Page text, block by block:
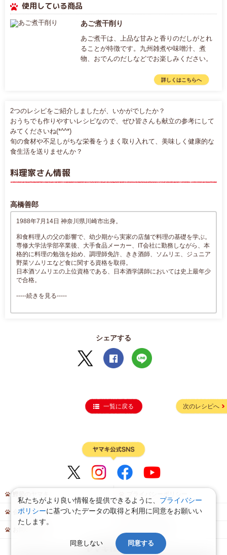
使用している商品
あご煮干削り
あご煮干は、上品な甘みと香りのだしがとれ
ることが特徴です。九州雑煮や味噌汁、煮
物、おでんのだしなどでお楽しみください。
詳しくはこちらへ
2つのレシピをご紹介しましたが、いかがでしたか？
おうちでも作りやすいレシピなので、ぜひ皆さんも献立の参考にして
みてくださいね(*^^*)
旬の食材や不足しがちな栄養をうまく取り入れて、美味しく健康的な
食生活を送りませんか？
料理家さん情報
高橋善郎
1988年7月14日 神奈川県川崎市出身。
和食料理人の父の影響で、幼少期から実家の店舗で料理の基礎を学ぶ。
専修大学法学部卒業後、大手食品メーカー、IT会社に勤務しながら、本
格的に料理の勉強を始め、調理師免許、きき酒師、ソムリエ、ジュニア
野菜ソムリエなど食に関する資格を取得。
日本酒ソムリエの上位資格である、日本酒学講師においては史上最年少
で合格。
-----続きを見る-----
シェアする
一覧に戻る 次のレシピへ
会員規約 サイトマップ
私たちがより良い情報を提供できるように、 プライバシー
ポリシーに基づいたデータの取得と利用に同意をお願いい
たします。
同意しない 同意する